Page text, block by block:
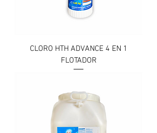
CLORO HTH ADVANCE 4 EN 1
FLOTADOR